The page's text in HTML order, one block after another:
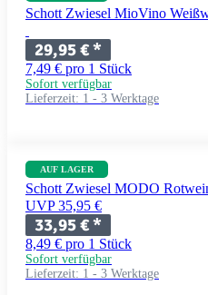
Schott Zwiesel MioVino
29,95 €*
7,49 € pro 1 Stück
Sofort verfügbar
Lieferzeit: 1 - 3 Werktage
AUF LAGER
Schott Zwiesel MODO
UVP 35,95 €
33,95 €*
8,49 € pro 1 Stück
Sofort verfügbar
Lieferzeit: 1 - 3 Werktage